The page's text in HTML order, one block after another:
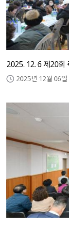
2025. 12. 6 제20회
2025년 12월 06일